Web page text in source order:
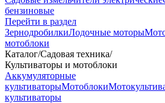
бензиновые
Перейти в раздел
ЗернодробилкиЛодочные моторы
мотоблоки
Каталог/Садовая техника/
Культиваторы и мотоблоки
Аккумуляторные
культиваторыМотоблоки
культиваторы